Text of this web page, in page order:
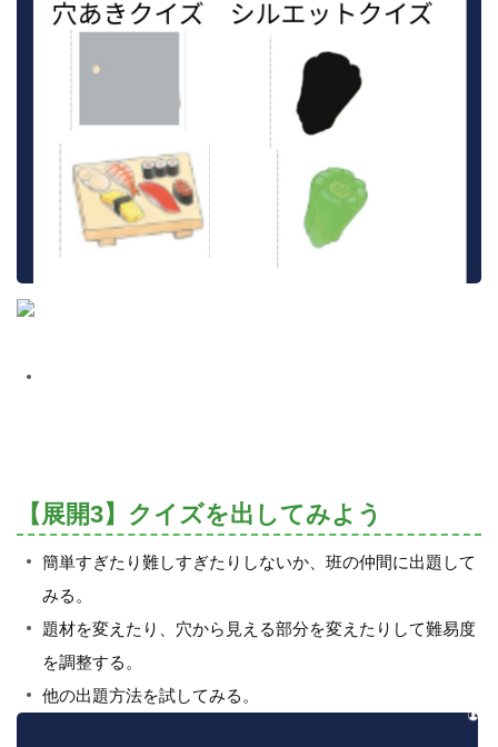
【展開3】クイズを出してみよう
簡単すぎたり難しすぎたりしないか、班の仲間に出題して
みる。
題材を変えたり、穴から見える部分を変えたりして難易度
を調整する。
他の出題方法を試してみる。